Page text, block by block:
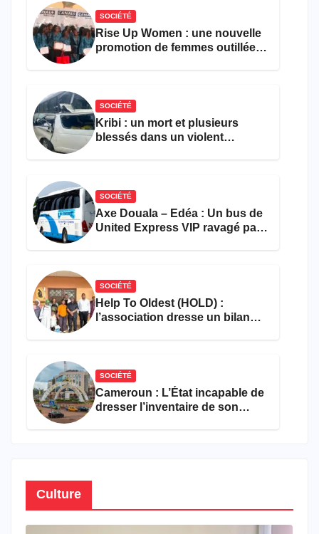
SOCIÉTÉ
Rise Up Women : une nouvelle
promotion de femmes outillées
SOCIÉTÉ
Kribi : un mort et plusieurs
blessés dans un violent
SOCIÉTÉ
Axe Douala – Edéa : Un bus de
United Express VIP ravagé par
SOCIÉTÉ
Help To Oldest (HOLD) :
l’association dresse un bilan
SOCIÉTÉ
Cameroun : L’État incapable de
dresser l’inventaire de son
Culture